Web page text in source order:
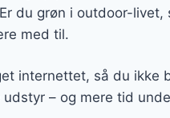
du grøn i outdoor-
med til.
internettet, så du ikke
– og mere tid